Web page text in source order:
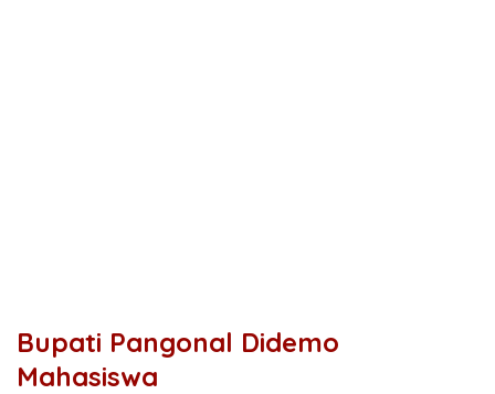
Bupati Pangonal Didemo
Mahasiswa